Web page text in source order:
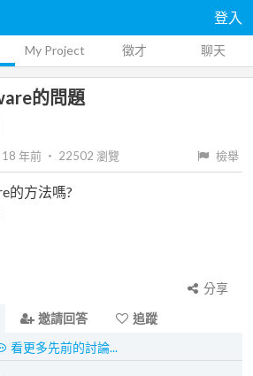
登入
My Project 徵才 聊天
的問題
18 年前 ‧ 22502 瀏覽 檢舉
的方法嗎?
分享
邀請回答
追蹤
看更多先前的討論...